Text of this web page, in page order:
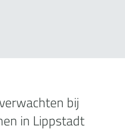
bij
in Lippstadt